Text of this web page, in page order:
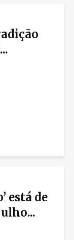
está de